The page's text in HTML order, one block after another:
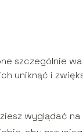
szczególnie
uniknąć i
wyglądać